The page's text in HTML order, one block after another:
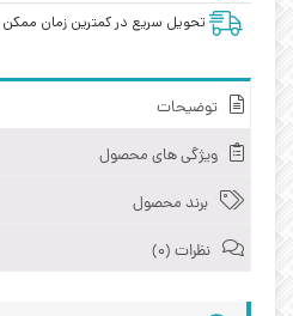
تحویل سریع در کمترین زمان ممکن
توضیحات
ویژگی های محصول
برند محصول
نظرات (0)